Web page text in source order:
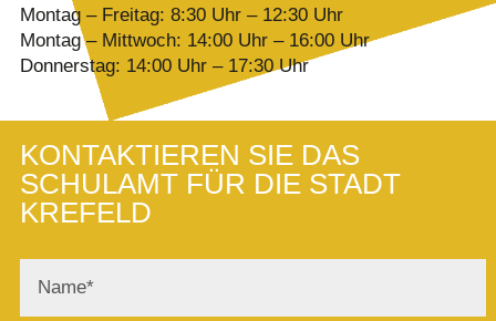
Montag – Freitag: 8:30 Uhr – 12:30 Uhr
Montag – Mittwoch: 14:00 Uhr – 16:00 Uhr
Donnerstag: 14:00 Uhr – 17:30 Uhr
KONTAKTIEREN SIE DAS
SCHULAMT FÜR DIE STADT
KREFELD